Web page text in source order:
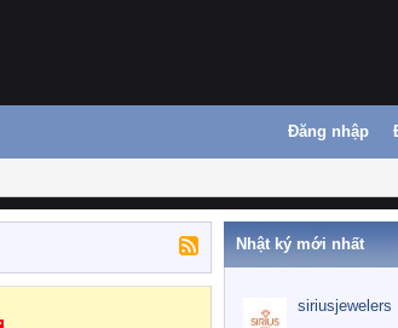
Đăng nhập
Nhật ký mới nhất
siriusjewelers